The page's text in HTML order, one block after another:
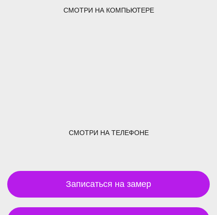
СМОТРИ НА КОМПЬЮТЕРЕ
СМОТРИ НА ТЕЛЕФОНЕ
Записаться на замер